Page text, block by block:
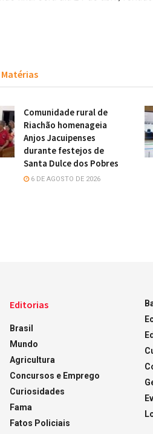
Matérias
Comunidade rural de
Riachão homenageia
Anjos Jacuipenses
durante festejos de
Santa Dulce dos Pobres
6 DE AGOSTO DE 2026
Editorias
Brasil
Mundo
Agricultura
Concursos e Emprego
Curiosidades
Fama
Fatos Policiais